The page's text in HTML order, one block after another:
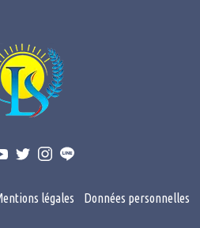
légales Données personnelles